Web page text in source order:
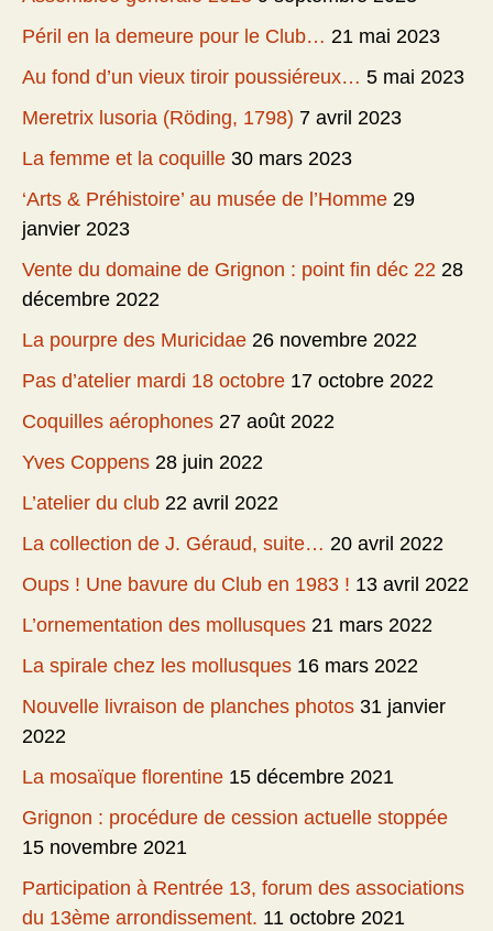
Péril en la demeure pour le Club… 21 mai 2023
Au fond d’un vieux tiroir poussiéreux… 5 mai 2023
Meretrix lusoria (Röding, 1798) 7 avril 2023
La femme et la coquille 30 mars 2023
‘Arts & Préhistoire’ au musée de l’Homme 29
janvier 2023
Vente du domaine de Grignon : point fin déc 22 28
décembre 2022
La pourpre des Muricidae 26 novembre 2022
Pas d’atelier mardi 18 octobre 17 octobre 2022
Coquilles aérophones 27 août 2022
Yves Coppens 28 juin 2022
L’atelier du club 22 avril 2022
La collection de J. Géraud, suite… 20 avril 2022
Oups ! Une bavure du Club en 1983 ! 13 avril 2022
L’ornementation des mollusques 21 mars 2022
La spirale chez les mollusques 16 mars 2022
Nouvelle livraison de planches photos 31 janvier
2022
La mosaïque florentine 15 décembre 2021
Grignon : procédure de cession actuelle stoppée
15 novembre 2021
Participation à Rentrée 13, forum des associations
du 13ème arrondissement. 11 octobre 2021